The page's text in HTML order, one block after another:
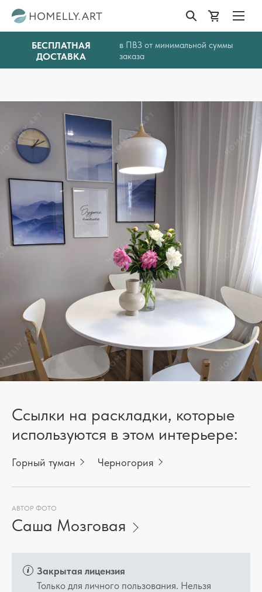
БЕСПЛАТНАЯ
ДОСТАВКА
в ПВЗ от минимальной суммы
заказа
Ссылки на раскладки, которые
используются в этом интерьере:
Горный туман Черногория
АВТОР ФОТО
Саша Мозговая
Закрытая лицензия
Только для личного пользования. Нельзя